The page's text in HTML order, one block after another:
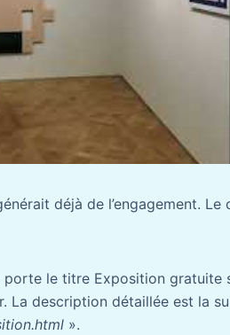
déjà de l’engagement.
le titre Exposition gratuite
La description détaillée est la
».